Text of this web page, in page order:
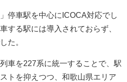
停車駅を中心にICOCA対応でし
する駅には導入されておらず、
た。
車を227系に統一することで、駅
トを抑えつつ、和歌山県エリア